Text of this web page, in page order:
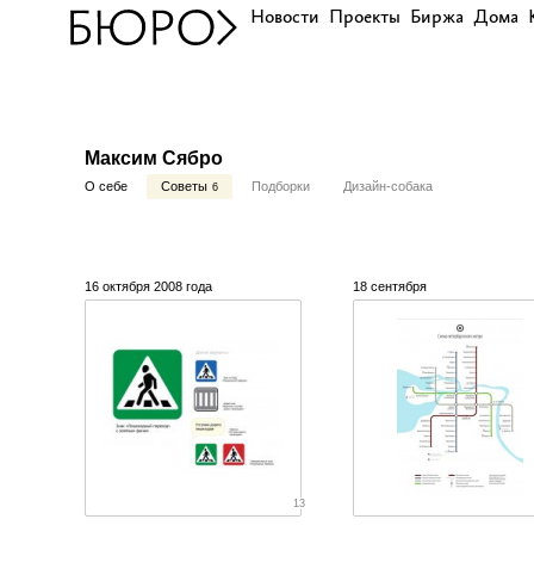
Новости Проекты Биржа Дома
Максим Сябро
О себе Советы 6 Подборки Дизайн-собака
16 октября 2008 года
13
18 сентября